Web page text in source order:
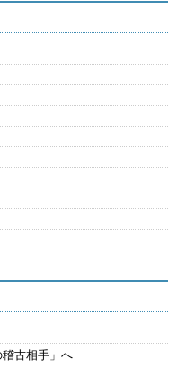
古相手」へ